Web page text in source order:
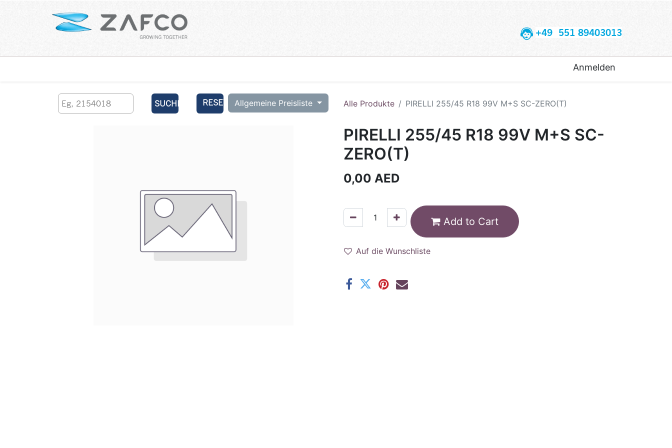
+49 551 89403013
Anmelden
SUCHEN RESET Allgemeine Preisliste Alle Produkte PIRELLI 255/45 R18 99V M+S SC-ZERO(T)
PIRELLI 255/45 R18 99V M+S SC-
ZERO(T)
0,00 AED
Add to Cart
Auf die Wunschliste